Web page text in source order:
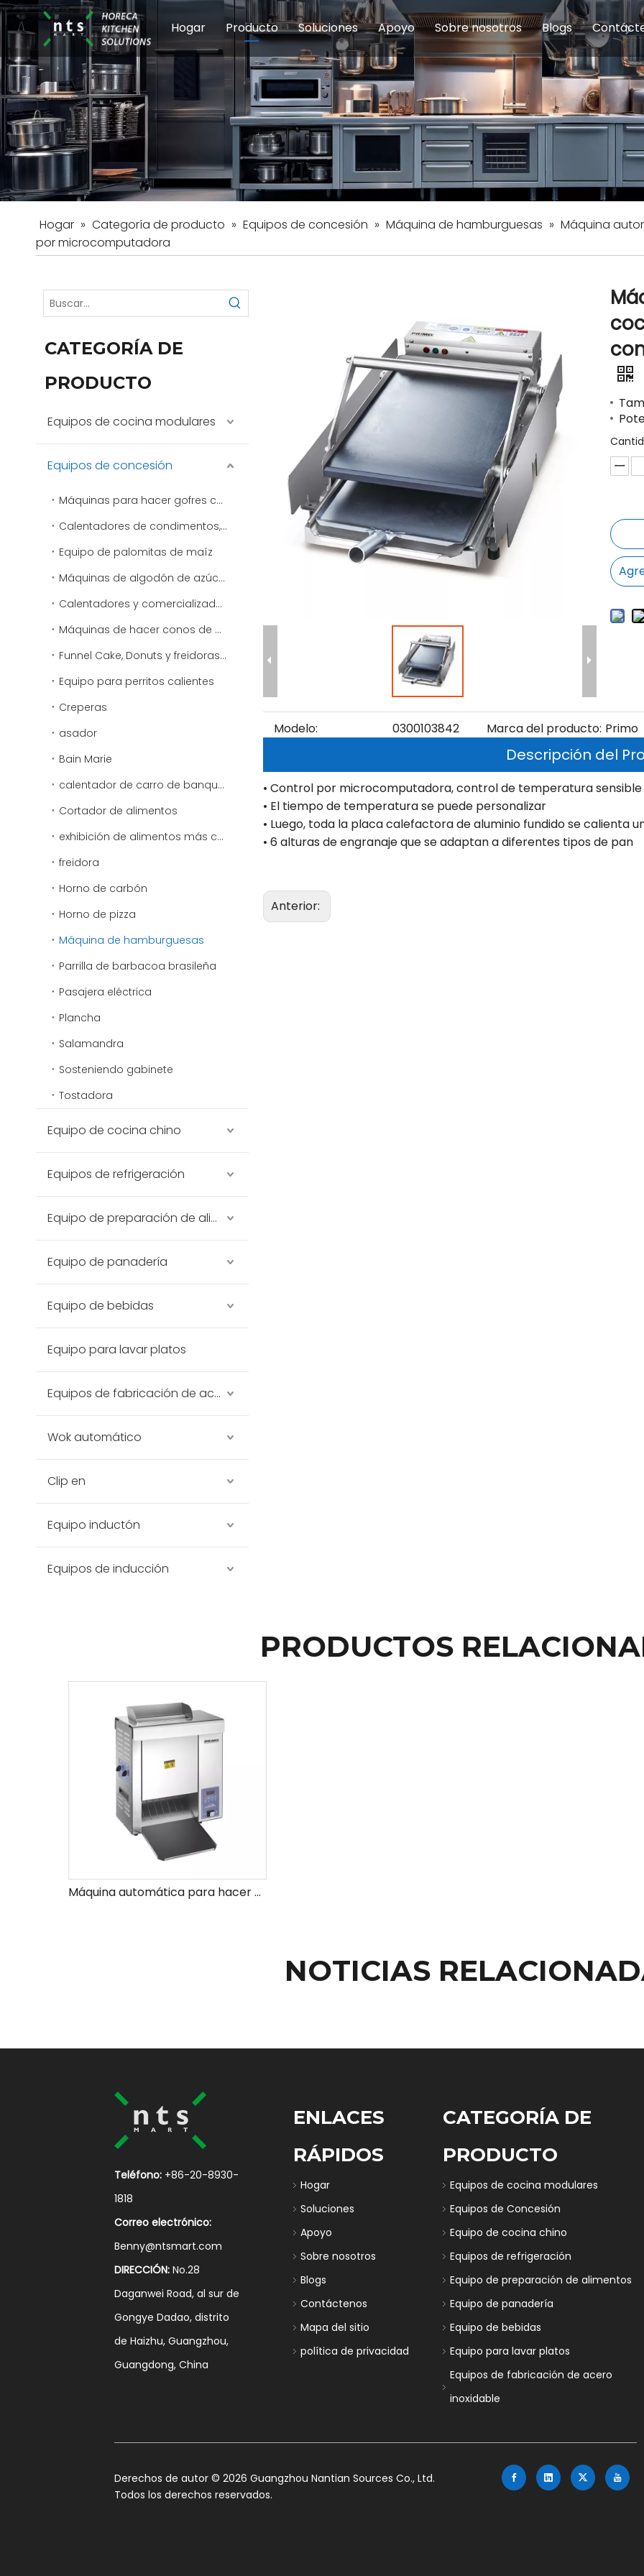
Hogar Producto
Equipos de cocina modulares Equipos de Concesión Equipo
Equipo de preparación de alimentosEquipo de panadería Equipo
Soluciones
Escuelas y educación Comedor del personal
Hoteles Restaurante y comida
Apoyo
Servicio Preguntas
Sobre nosotros
Introducción de la empresa
Blogs
Hogar » Categoría de producto » Equipos de concesión » Máquina de hamburguesas » Máquina
por microcomputadora
CATEGORÍA DE
PRODUCTO
Equipos de cocina modulares
Equipos de concesión
Máquinas para hacer gofres comerciales
Calentadores de condimentos, aderezos y salsas
Equipo de palomitas de maíz
Máquinas de algodón de azúcar
Calentadores y comercializadores de virutas
Máquinas de hacer conos de nieve y máquinas de afeitar de hielo comerciales
Funnel Cake, Donuts y freidoras especiales
Equipo para perritos calientes
Creperas
asador
Bain Marie
calentador de carro de banquete
Cortador de alimentos
exhibición de alimentos más cálido
freidora
Horno de carbón
Horno de pizza
Máquina de hamburguesas
Parrilla de barbacoa brasileña
Pasajera eléctrica
Plancha
Salamandra
Sosteniendo gabinete
Tostadora
Equipo de cocina chino
Equipos de refrigeración
Equipo de preparación de alimentos
Equipo de panadería
Equipo de bebidas
Equipo para lavar platos
Equipos de fabricación de acero inoxidable
Wok automático
Clip en
Equipo inductón
Equipos de inducción
Modelo: 0300103842 Marca del producto: Primo
Descripción del
• Control por microcomputadora, control de temperatura sensible
• El tiempo de temperatura se puede personalizar
• Luego, toda la placa calefactora de aluminio fundido se calienta
• 6 alturas de engranaje que se adaptan a diferentes tipos de pan
Anterior:
PRODUCTOS
Máquina automática para hacer hamburguesas con ahorro de energía y pantalla de aislamiento térmico a la venta
NOTICIAS
Teléfono: +86-20-8930-
1818
Correo electrónico:
Benny@ntsmart.com
DIRECCIÓN: No.28
Daganwei Road, al sur de
Gongye Dadao, distrito
de Haizhu, Guangzhou,
Guangdong, China
ENLACES
RÁPIDOS
Hogar
Soluciones
Apoyo
Sobre nosotros
Blogs
Contáctenos
Mapa del sitio
política de privacidad
CATEGORÍA DE
PRODUCTO
Equipos de cocina modulares
Equipos de Concesión
Equipo de cocina chino
Equipos de refrigeración
Equipo de preparación de alimentos
Equipo de panadería
Equipo de bebidas
Equipo para lavar platos
Equipos de fabricación de acero
inoxidable
​Derechos de autor ©2026 Guangzhou Nantian Sources Co., Ltd.
Todos los derechos reservados.